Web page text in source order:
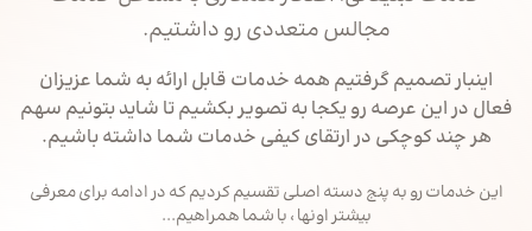
مجالس متعددی رو داشتیم.
اینبار تصمیم گرفتیم همه خدمات قابل ارائه به شما عزیزان
فعال در این عرصه رو یکجا به تصویر بکشیم تا شاید بتونیم سهم
هر چند کوچکی در ارتقای کیفی خدمات شما داشته باشیم.
این خدمات رو به پنج دسته اصلی تقسیم کردیم که در ادامه برای معرفی
بیشتر اونها ، با شما همراهیم...